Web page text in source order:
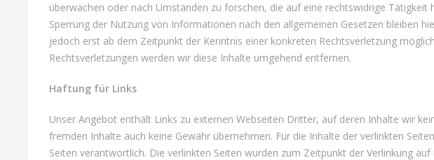
überwachen oder nach Umständen zu forschen, die auf eine rechtswidrige Tätigkeit
Sperrung der Nutzung von Informationen nach den allgemeinen Gesetzen bleiben
jedoch erst ab dem Zeitpunkt der Kenntnis einer konkreten Rechtsverletzung
Rechtsverletzungen werden wir diese Inhalte umgehend entfernen.
Haftung für Links
Unser Angebot enthält Links zu externen Webseiten Dritter, auf deren Inhalte wir
fremden Inhalte auch keine Gewähr übernehmen. Für die Inhalte der verlinkten
Seiten verantwortlich. Die verlinkten Seiten wurden zum Zeitpunkt der Verlinkung